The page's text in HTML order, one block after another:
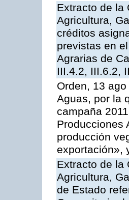
Extracto de la
Agricultura,
créditos
previstas en
Agrarias de
III.4.2, III.6.2,
Orden, 13
Aguas, por la
campaña
Producciones
producción
exportación»,
Extracto de la
Agricultura,
de Estado